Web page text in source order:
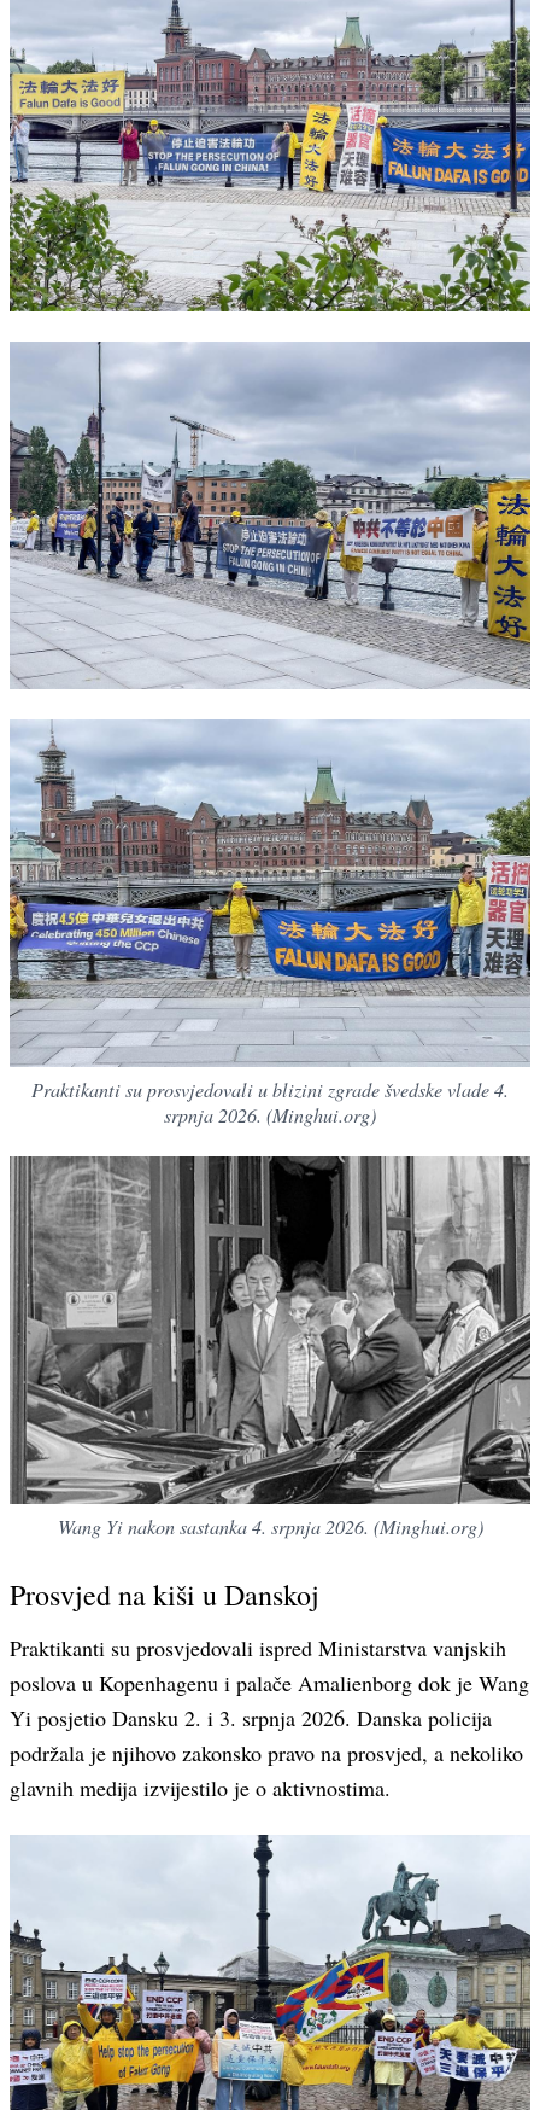
Praktikanti su prosvjedovali u blizini zgrade švedske vlade 4.
srpnja 2026. (Minghui.org)
Wang Yi nakon sastanka 4. srpnja 2026. (Minghui.org)
Prosvjed na kiši u Danskoj
Praktikanti su prosvjedovali ispred Ministarstva vanjskih
poslova u Kopenhagenu i palače Amalienborg dok je Wang
Yi posjetio Dansku 2. i 3. srpnja 2026. Danska policija
podržala je njihovo zakonsko pravo na prosvjed, a nekoliko
glavnih medija izvijestilo je o aktivnostima.